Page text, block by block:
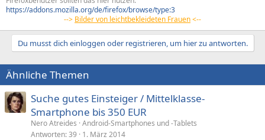
https://addons.mozilla.org/de/firefox/browse/type:3
--> Bilder von leichtbekleideten Frauen<--
Du musst dich einloggen oder registrieren, um hier zu antworten.
Ähnliche Themen
Suche gutes Einsteiger / Mittelklasse-
Smartphone bis 350 EUR
Nero Atreides Android-Smartphones und -Tablets
Antworten 39 1. März 2014